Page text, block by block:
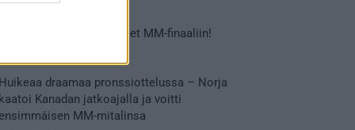
Tässä Leijonien kentälliset MM-finaaliin!
Huikeaa draamaa pronssiottelussa – Norja
kaatoi Kanadan jatkoajalla ja voitti
ensimmäisen MM-mitalinsa